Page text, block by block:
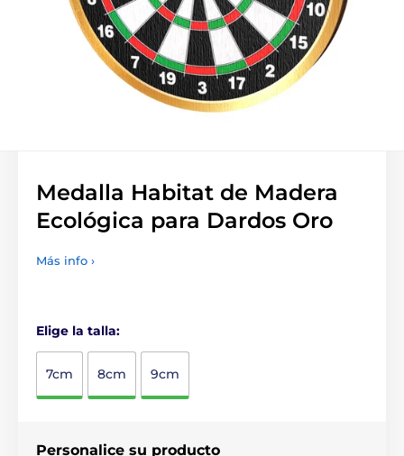
Medalla Habitat de Madera
Ecológica para Dardos Oro
Más info ›
Elige la talla:
7cm 8cm 9cm
Personalice su producto